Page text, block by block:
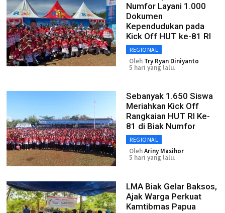
Numfor Layani 1.000
Dokumen
Kependudukan pada
Kick Off HUT ke-81 RI
REGIONAL
Oleh Try Ryan Diniyanto
5 hari yang lalu.
Sebanyak 1.650 Siswa
Meriahkan Kick Off
Rangkaian HUT RI Ke-
81 di Biak Numfor
REGIONAL
OlehAriny Masihor
5 hari yang lalu.
LMA Biak Gelar Baksos,
Ajak Warga Perkuat
Kamtibmas Papua